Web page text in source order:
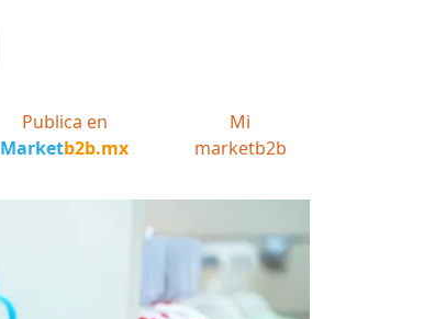
Publica en
Marketb2b.mx
Mi
marketb2b